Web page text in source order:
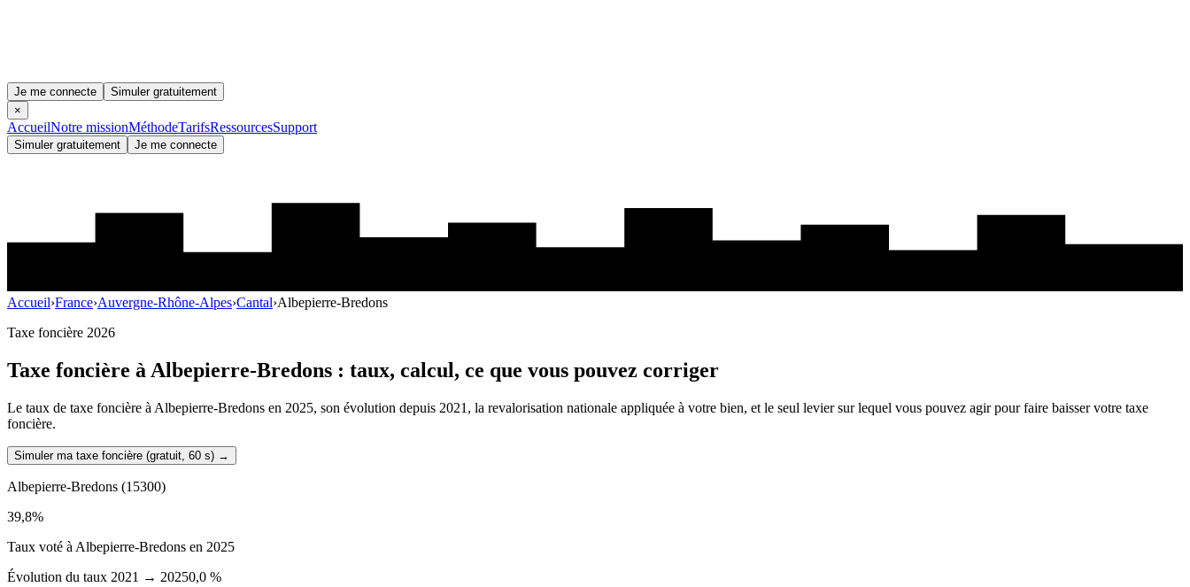
Je me connecte
Simuler gratuitement
×
AccueilNotre missionMéthodeTarifsRessourcesSupport
Simuler gratuitement Je me connecte
Accueil›France›Auvergne-Rhône-Alpes›Cantal›Albepierre-Bredons
Taxe foncière 2026
Taxe foncière à Albepierre-Bredons : taux, calcul, ce que vous pouvez corriger
Le taux de taxe foncière à Albepierre-Bredons en 2025, son évolution depuis 2021, la revalorisation nationale appliquée à votre bien, et le seul levier sur lequel vous pouvez agir pour faire baisser votre taxe
foncière.
Simuler ma taxe foncière (gratuit, 60 s) →
Albepierre-Bredons (15300)
39,8%
Taux voté à Albepierre-Bredons en 2025
Évolution du taux 2021 → 20250,0 %